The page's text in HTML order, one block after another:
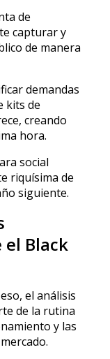
de
capturar y
de manera
demandas
kits de
creando
hora.
social
riquísima de
siguiente.
Black
el análisis
de la rutina
y las